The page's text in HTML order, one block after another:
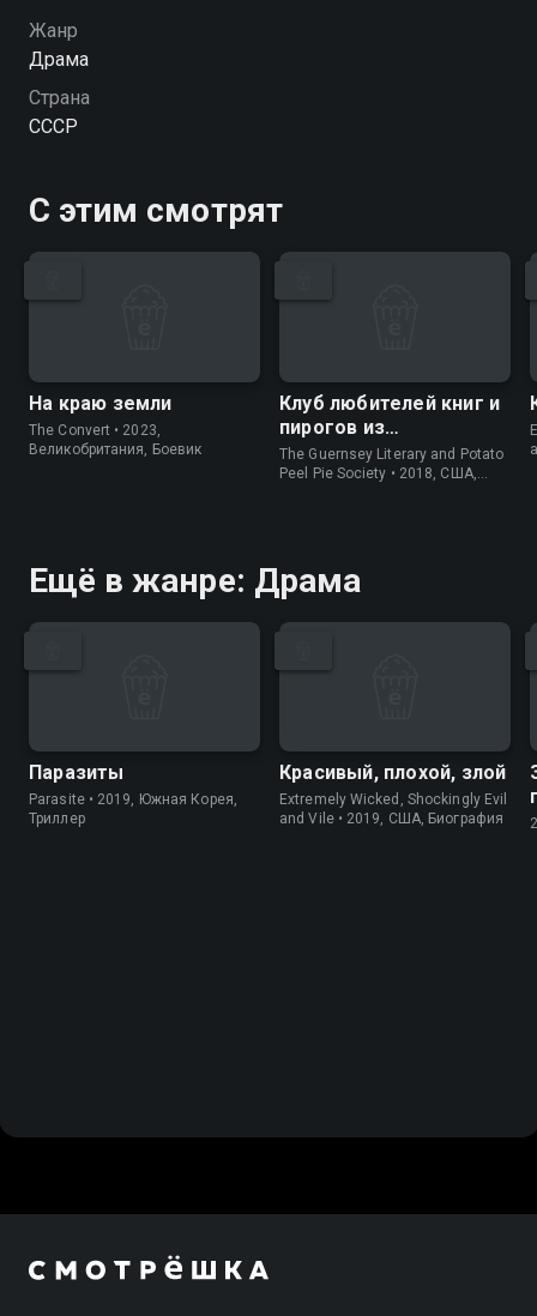
Жанр
Драма
Страна
СССР
С этим смотрят
На краю земли
The Convert • 2023,
Великобритания, Боевик
Клуб любителей книг и
пирогов из
картофельных
очистков
The Guernsey Literary and Potato
Peel Pie Society • 2018, США,
Ещё в жанре: Драма
Паразиты
Parasite • 2019, Южная Корея,
Триллер
Красивый, плохой, злой
Extremely Wicked, Shockingly Evil
and Vile • 2019, США, Биография